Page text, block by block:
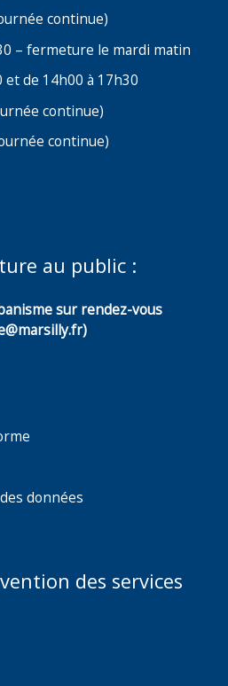
continue)
– fermeture le mardi matin
de 14h00 à 17h30
continue)
continue)
au public :
sur rendez-vous
données
des services